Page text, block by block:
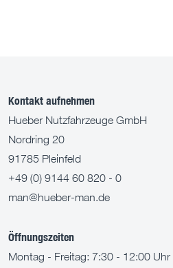
Kontakt aufnehmen
Hueber Nutzfahrzeuge GmbH
Nordring 20
91785 Pleinfeld
+49 (0) 9144 60 820 - 0
man@hueber-man.de
Öffnungszeiten
Montag - Freitag: 7:30 - 12:00